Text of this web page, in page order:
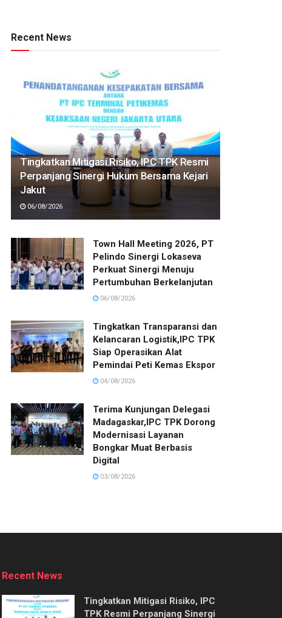
Recent News
Tingkatkan Mitigasi Risiko, IPC TPK Resmi
Perpanjang Sinergi Hukum Bersama Kejari
Jakut
06/08/2026
Town Hall Meeting 2026, PT
Pelindo Sinergi Lokaseva
Perkuat Sinergi Menuju
Pertumbuhan Berkelanjutan
06/08/2026
Tingkatkan Transparansi dan
Kelancaran Logistik,IPC TPK
Siap Operasikan Alat
Pemindai Peti Kemas Ekspor
04/08/2026
Terima Kunjungan Delegasi
Madagaskar,IPC TPK Dorong
Modernisasi Layanan
Bongkar Muat Berbasis
Digital
03/08/2026
Recent News
Tingkatkan Mitigasi Risiko, IPC
TPK Resmi Perpanjang Sinergi